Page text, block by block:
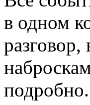
в одном
подробно.